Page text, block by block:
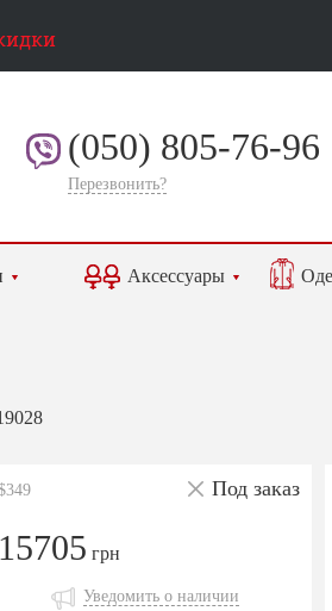
(050) 805-76-96
Перезвонить?
Аксессуары
Под заказ
15705 грн
Уведомить о наличии